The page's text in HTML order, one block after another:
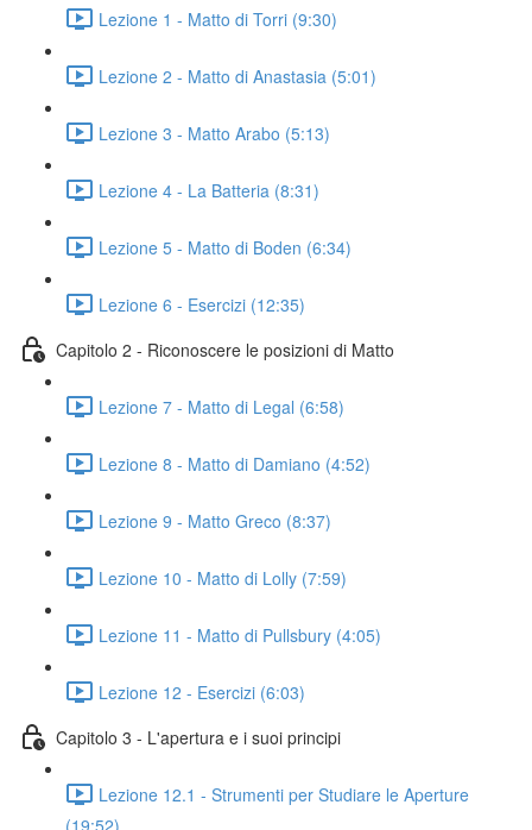
Lezione 1 - Matto di Torri (9:30)
Lezione 2 - Matto di Anastasia (5:01)
Lezione 3 - Matto Arabo (5:13)
Lezione 4 - La Batteria (8:31)
Lezione 5 - Matto di Boden (6:34)
Lezione 6 - Esercizi (12:35)
Capitolo 2 - Riconoscere le posizioni di Matto
Lezione 7 - Matto di Legal (6:58)
Lezione 8 - Matto di Damiano (4:52)
Lezione 9 - Matto Greco (8:37)
Lezione 10 - Matto di Lolly (7:59)
Lezione 11 - Matto di Pullsbury (4:05)
Lezione 12 - Esercizi (6:03)
Capitolo 3 - L'apertura e i suoi principi
Lezione 12.1 - Strumenti per Studiare le Aperture
(19:52)